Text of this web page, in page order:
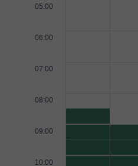
05:00
06:00
07:00
08:00
09:00
10:00